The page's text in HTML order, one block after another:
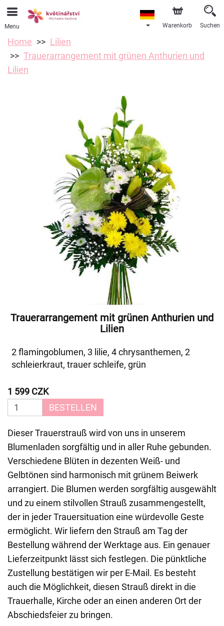
Menu Warenkorb Suchen
Home
Lilien
Trauerarrangement mit grünen Anthurien und
Lilien
Trauerarrangement mit grünen Anthurien und
Lilien
2 flamingoblumen, 3 lilie, 4 chrysanthemen, 2
schleierkraut, trauer schleife, grün
1 599 CZK
BESTELLEN
Dieser Trauerstrauß wird von uns in unserem
Blumenladen sorgfältig und in aller Ruhe gebunden.
Verschiedene Blüten in dezenten Weiß- und
Gelbtönen sind harmonisch mit grünem Beiwerk
arrangiert. Die Blumen werden sorgfältig ausgewählt
und zu einem stilvollen Strauß zusammengestellt,
der in jeder Trauersituation eine würdevolle Geste
ermöglicht. Wir liefern den Strauß am Tag der
Bestellung während der Werktage aus. Ein genauer
Lieferzeitpunkt lässt sich festlegen. Die pünktliche
Zustellung bestätigen wir per E-Mail. Es besteht
auch die Möglichkeit, diesen Strauß direkt in die
Trauerhalle, Kirche oder an einen anderen Ort der
Abschiedsfeier zu bringen.